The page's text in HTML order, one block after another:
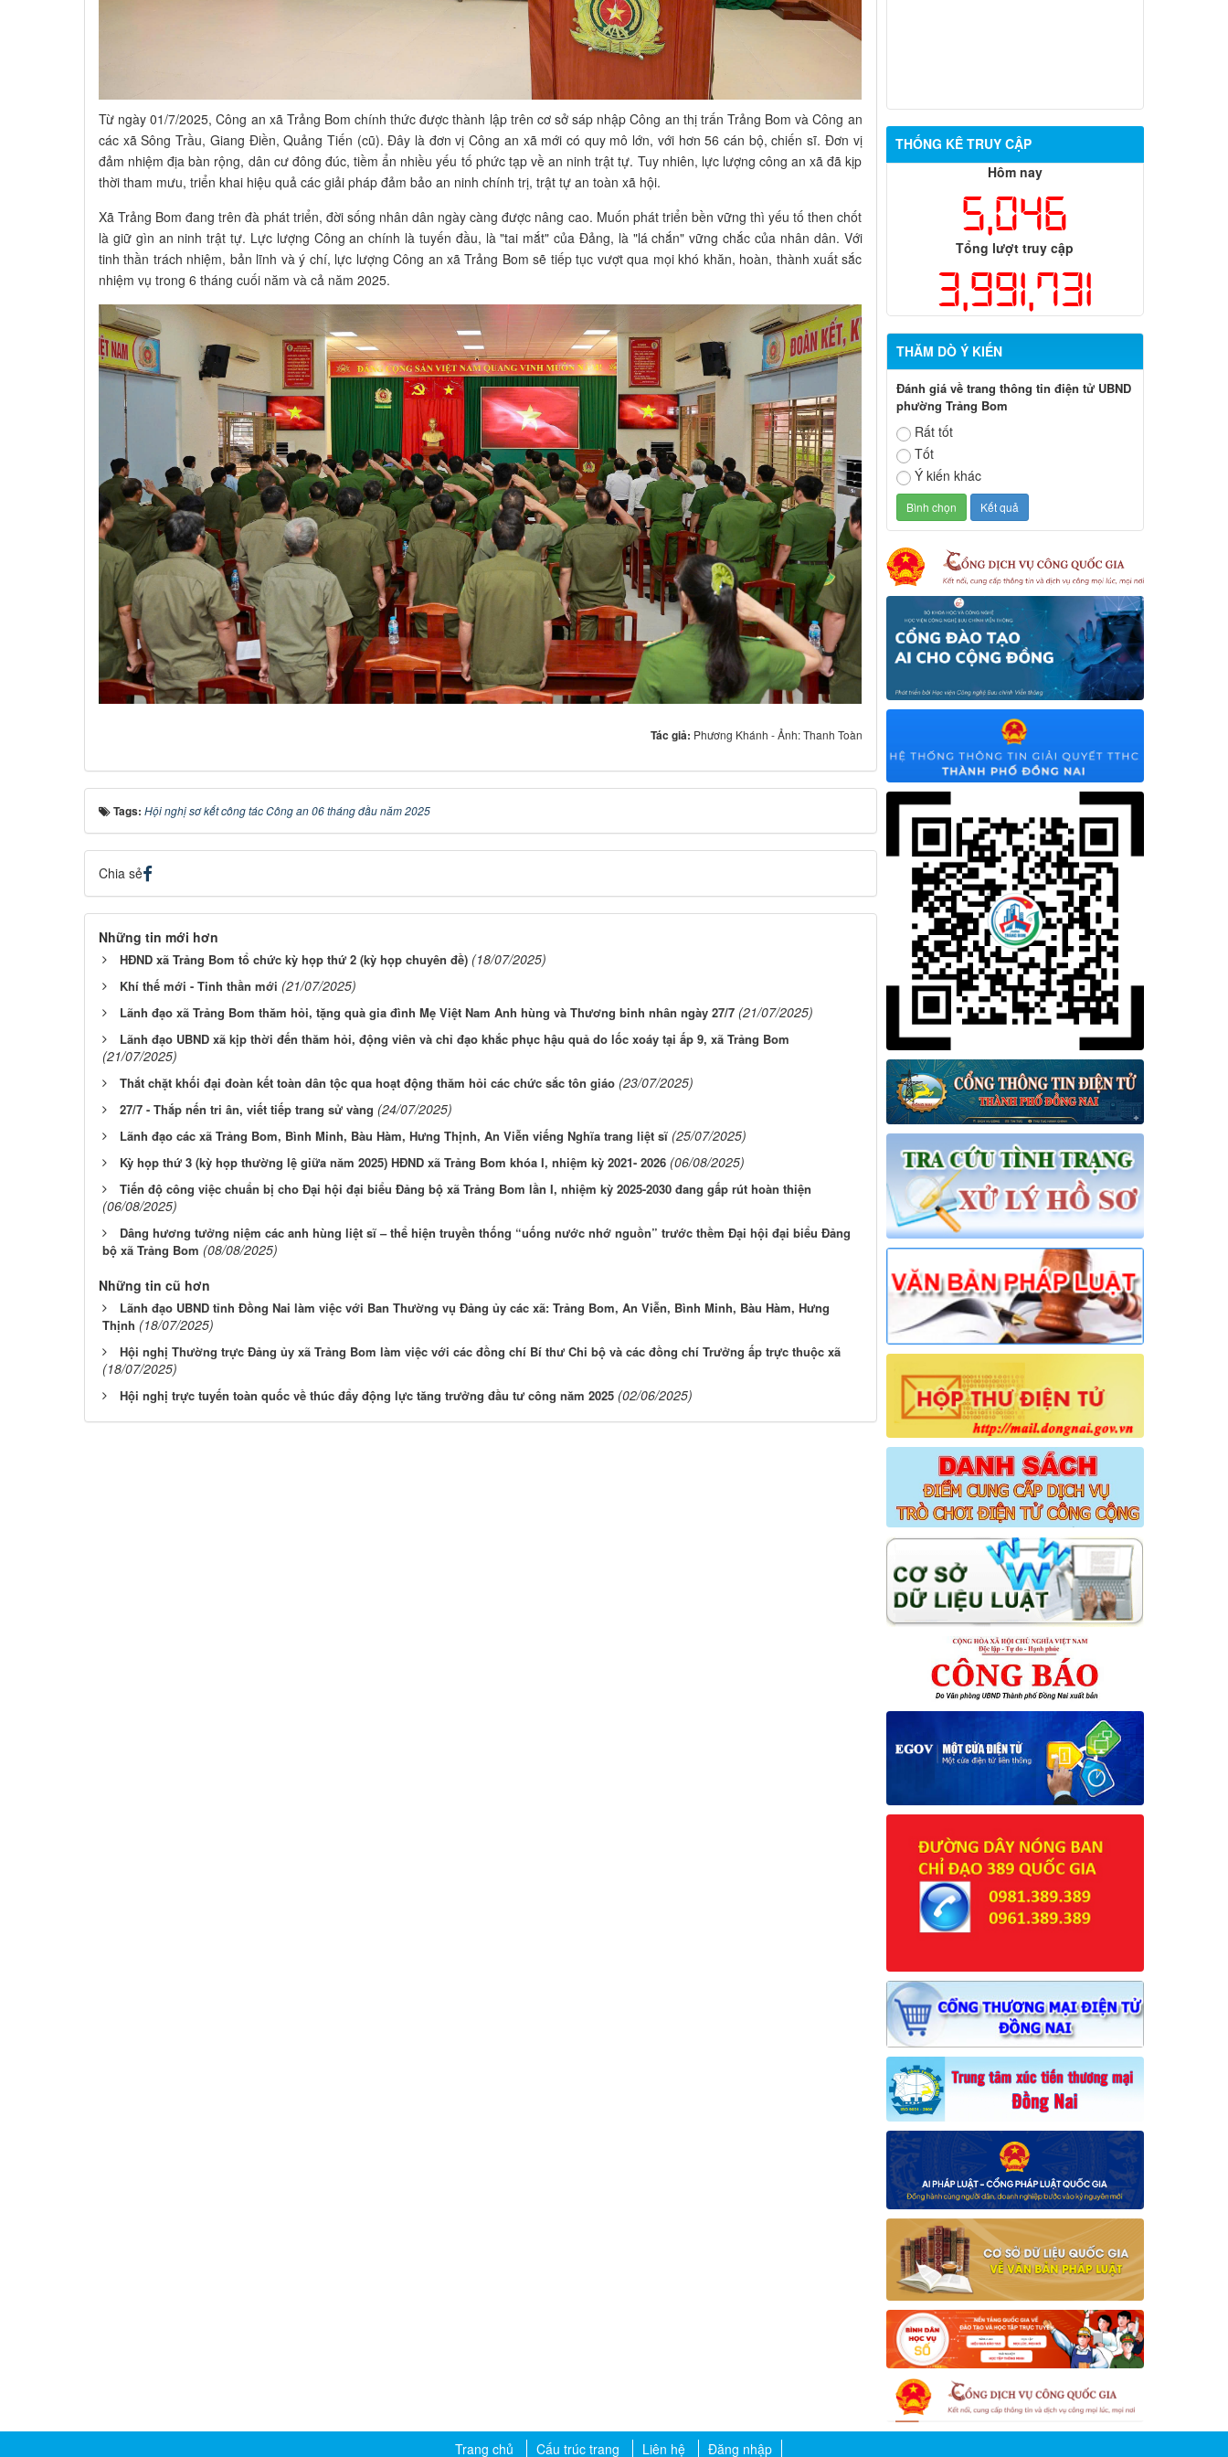
Từ ngày 01/7/2025, Công an xã Trảng Bom chính thức được thành lập trên cơ sở sáp nhập Công an thị trấn Trảng Bom và Công an
các xã Sông Trầu, Giang Điền, Quảng Tiến (cũ). Đây là đơn vị Công an xã mới có quy mô lớn, với hơn 56 cán bộ, chiến sĩ. Đơn vị
đảm nhiệm địa bàn rộng, dân cư đông đúc, tiềm ẩn nhiều yếu tố phức tạp về an ninh trật tự. Tuy nhiên, lực lượng công an xã đã kịp
thời tham mưu, triển khai hiệu quả các giải pháp đảm bảo an ninh chính trị, trật tự an toàn xã hội.
Xã Trảng Bom đang trên đà phát triển, đời sống nhân dân ngày càng được nâng cao. Muốn phát triển bền vững thì yếu tố then chốt
là giữ gìn an ninh trật tự. Lực lượng Công an chính là tuyến đầu, là "tai mắt" của Đảng, là "lá chắn" vững chắc của nhân dân. Với
tinh thần trách nhiệm, bản lĩnh và ý chí, lực lượng Công an xã Trảng Bom sẽ tiếp tục vượt qua mọi khó khăn, hoàn, thành xuất sắc
nhiệm vụ trong 6 tháng cuối năm và cả năm 2025.
Tác giả: Phương Khánh - Ảnh: Thanh Toàn
Tags: Hội nghị sơ kết công tác Công an 06 tháng đầu năm 2025
Chia sẻ
Những tin mới hơn
HĐND xã Trảng Bom tổ chức kỳ họp thứ 2 (kỳ họp chuyên đề) (18/07/2025)
Khí thế mới - Tinh thần mới (21/07/2025)
Lãnh đạo xã Trảng Bom thăm hỏi, tặng quà gia đình Mẹ Việt Nam Anh hùng và Thương binh nhân ngày 27/7 (21/07/2025)
Lãnh đạo UBND xã kịp thời đến thăm hỏi, động viên và chỉ đạo khắc phục hậu quả do lốc xoáy tại ấp 9, xã Trảng Bom
(21/07/2025)
Thắt chặt khối đại đoàn kết toàn dân tộc qua hoạt động thăm hỏi các chức sắc tôn giáo (23/07/2025)
27/7 - Thắp nến tri ân, viết tiếp trang sử vàng (24/07/2025)
Lãnh đạo các xã Trảng Bom, Bình Minh, Bàu Hàm, Hưng Thịnh, An Viễn viếng Nghĩa trang liệt sĩ (25/07/2025)
Kỳ họp thứ 3 (kỳ họp thường lệ giữa năm 2025) HĐND xã Trảng Bom khóa I, nhiệm kỳ 2021- 2026 (06/08/2025)
Tiến độ công việc chuẩn bị cho Đại hội đại biểu Đảng bộ xã Trảng Bom lần I, nhiệm kỳ 2025-2030 đang gấp rút hoàn thiện
(06/08/2025)
Dâng hương tưởng niệm các anh hùng liệt sĩ – thể hiện truyền thống “uống nước nhớ nguồn” trước thềm Đại hội đại biểu Đảng
bộ xã Trảng Bom (08/08/2025)
Những tin cũ hơn
Lãnh đạo UBND tỉnh Đồng Nai làm việc với Ban Thường vụ Đảng ủy các xã: Trảng Bom, An Viễn, Bình Minh, Bàu Hàm, Hưng
Thịnh (18/07/2025)
Hội nghị Thường trực Đảng ủy xã Trảng Bom làm việc với các đồng chí Bí thư Chi bộ và các đồng chí Trưởng ấp trực thuộc xã
(18/07/2025)
Hội nghị trực tuyến toàn quốc về thúc đẩy động lực tăng trưởng đầu tư công năm 2025 (02/06/2025)
THỐNG KÊ TRUY CẬP
Hôm nay
5,046
Tổng lượt truy cập
3,991,731
THĂM DÒ Ý KIẾN
Đánh giá về trang thông tin điện tử UBND
phường Trảng Bom
Rất tốt
Tốt
Ý kiến khác
Trang chủ Cấu trúc trang Liên hệ Đăng nhập